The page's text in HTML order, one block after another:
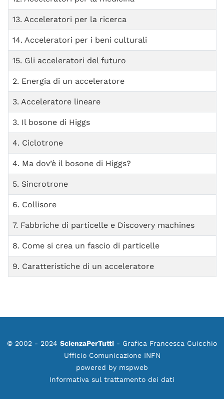
13. Acceleratori per la ricerca
14. Acceleratori per i beni culturali
15. Gli acceleratori del futuro
2. Energia di un acceleratore
3. Acceleratore lineare
3. Il bosone di Higgs
4. Ciclotrone
4. Ma dov’è il bosone di Higgs?
5. Sincrotrone
6. Collisore
7. Fabbriche di particelle e Discovery machines
8. Come si crea un fascio di particelle
9. Caratteristiche di un acceleratore
© 2002 - 2024 ScienzaPerTutti - Grafica Francesca Cuicchio
Ufficio Comunicazione INFN
powered by mspweb
Informativa sul trattamento dei dati